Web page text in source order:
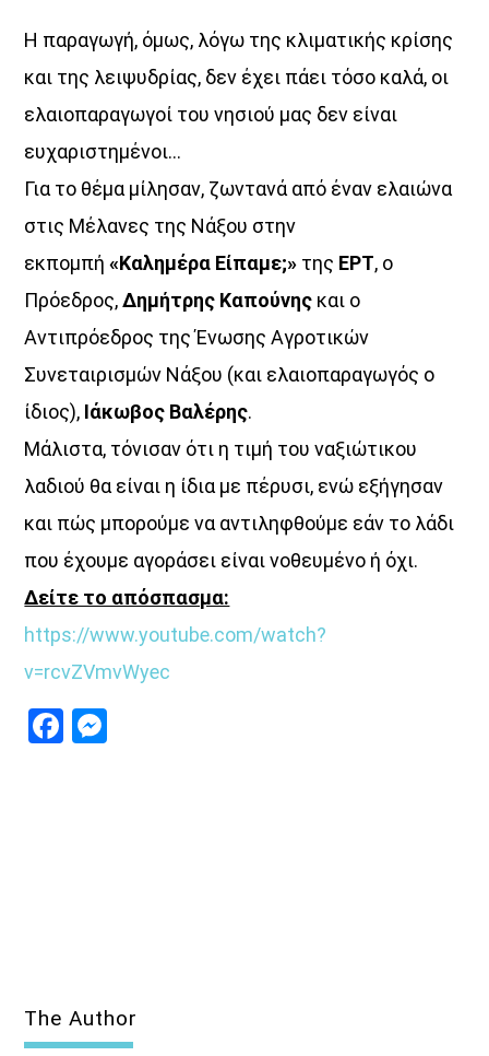
18:00
20:00
20:00
21:00
Η παραγωγή, όμως, λόγω της κλιματικής κρίσης
και της λειψυδρίας, δεν έχει πάει τόσο καλά, οι
ελαιοπαραγωγοί του νησιού μας δεν είναι
ευχαριστημένοι…
Για το θέμα μίλησαν, ζωντανά από έναν ελαιώνα
στις Μέλανες της Νάξου στην
εκπομπή«Καλημέρα Είπαμε;» της ΕΡΤ, ο
Πρόεδρος,Δημήτρης Καπούνης και ο
Αντιπρόεδρος της Ένωσης Αγροτικών
Συνεταιρισμών Νάξου (και ελαιοπαραγωγός ο
ίδιος), Ιάκωβος Βαλέρης.
Μάλιστα, τόνισαν ότι η τιμή του ναξιώτικου
λαδιού θα είναι η ίδια με πέρυσι, ενώ εξήγησαν
και πώς μπορούμε να αντιληφθούμε εάν το λάδι
που έχουμε αγοράσει είναι νοθευμένο ή όχι.
Δείτε το απόσπασμα:
https://www.youtube.com/watch?
v=rcvZVmvWyec
Facebook
The Author